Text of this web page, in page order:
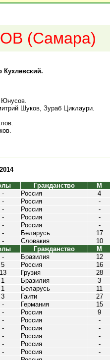
(Самара)
Кухлевский.
Юнусов.
Шуков, Зураб Циклаури.
Гражданство М
- Россия 4
- Россия -
- Россия -
- Россия -
- Россия -
- Беларусь 17
- Словакия 10
Гражданство М
- Бразилия 12
5 Россия 16
13 Грузия 28
1 Бразилия 3
1 Беларусь 11
3 Гаити 27
- Германия 15
- Россия 9
- Россия -
- Россия -
- Россия -
- Россия -
- Россия -